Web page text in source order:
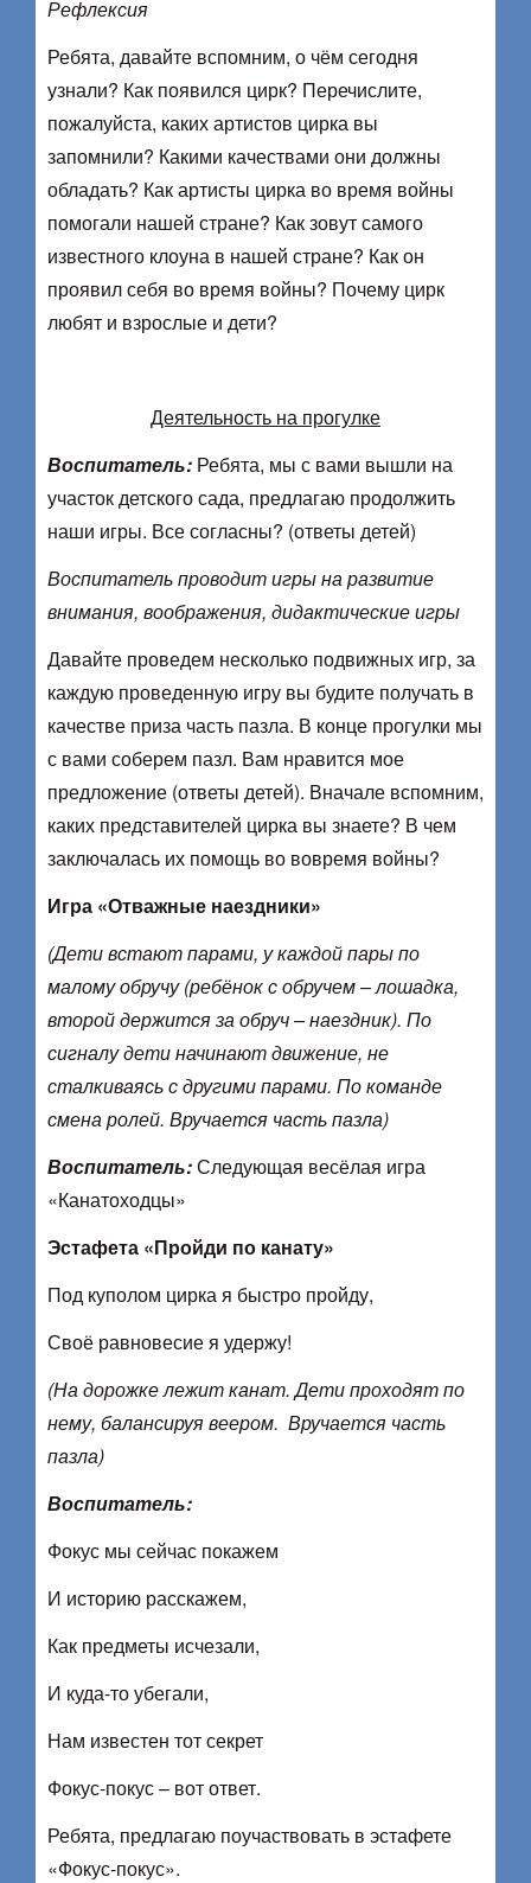
Рефлексия
Ребята, давайте вспомним, о чём сегодня
узнали? Как появился цирк? Перечислите,
пожалуйста, каких артистов цирка вы
запомнили? Какими качествами они должны
обладать? Как артисты цирка во время войны
помогали нашей стране? Как зовут самого
известного клоуна в нашей стране? Как он
проявил себя во время войны? Почему цирк
любят и взрослые и дети?
Деятельность на прогулке
Воспитатель: Ребята, мы с вами вышли на
участок детского сада, предлагаю продолжить
наши игры. Все согласны? (ответы детей)
Воспитатель проводит игры на развитие
внимания, воображения, дидактические игры
Давайте проведем несколько подвижных игр, за
каждую проведенную игру вы будите получать в
качестве приза часть пазла. В конце прогулки мы
с вами соберем пазл. Вам нравится мое
предложение (ответы детей). Вначале вспомним,
каких представителей цирка вы знаете? В чем
заключалась их помощь во вовремя войны?
Игра «Отважные наездники»
(Дети встают парами, у каждой пары по
малому обручу (ребёнок с обручем – лошадка,
второй держится за обруч – наездник). По
сигналу дети начинают движение, не
сталкиваясь с другими парами. По команде
смена ролей. Вручается часть пазла)
Воспитатель:Следующая весёлая игра
«Канатоходцы»
Эстафета «Пройди по канату»
Под куполом цирка я быстро пройду,
Своё равновесие я удержу!
(На дорожке лежит канат. Дети проходят по
нему, балансируя веером. Вручается часть
пазла)
Воспитатель:
Фокус мы сейчас покажем
И историю расскажем,
Как предметы исчезали,
И куда-то убегали,
Нам известен тот секрет
Фокус-покус – вот ответ.
Ребята, предлагаю поучаствовать в эстафете
«Фокус-покус».